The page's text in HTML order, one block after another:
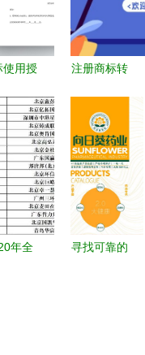
使用授
议指南
注册商标转
及商标代理
指引
年全
寻找可靠的